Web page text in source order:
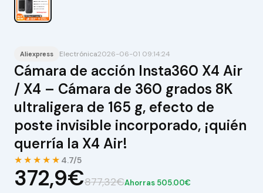
Aliexpress Electrónica2026-06-01 09:14:24
Cámara de acción Insta360 X4 Air
/ X4 – Cámara de 360 grados 8K
ultraligera de 165 g, efecto de
poste invisible incorporado, ¡quién
querría la X4 Air!
★★★★★ 4.7/5
372,9€877,32€Ahorras 505.00€